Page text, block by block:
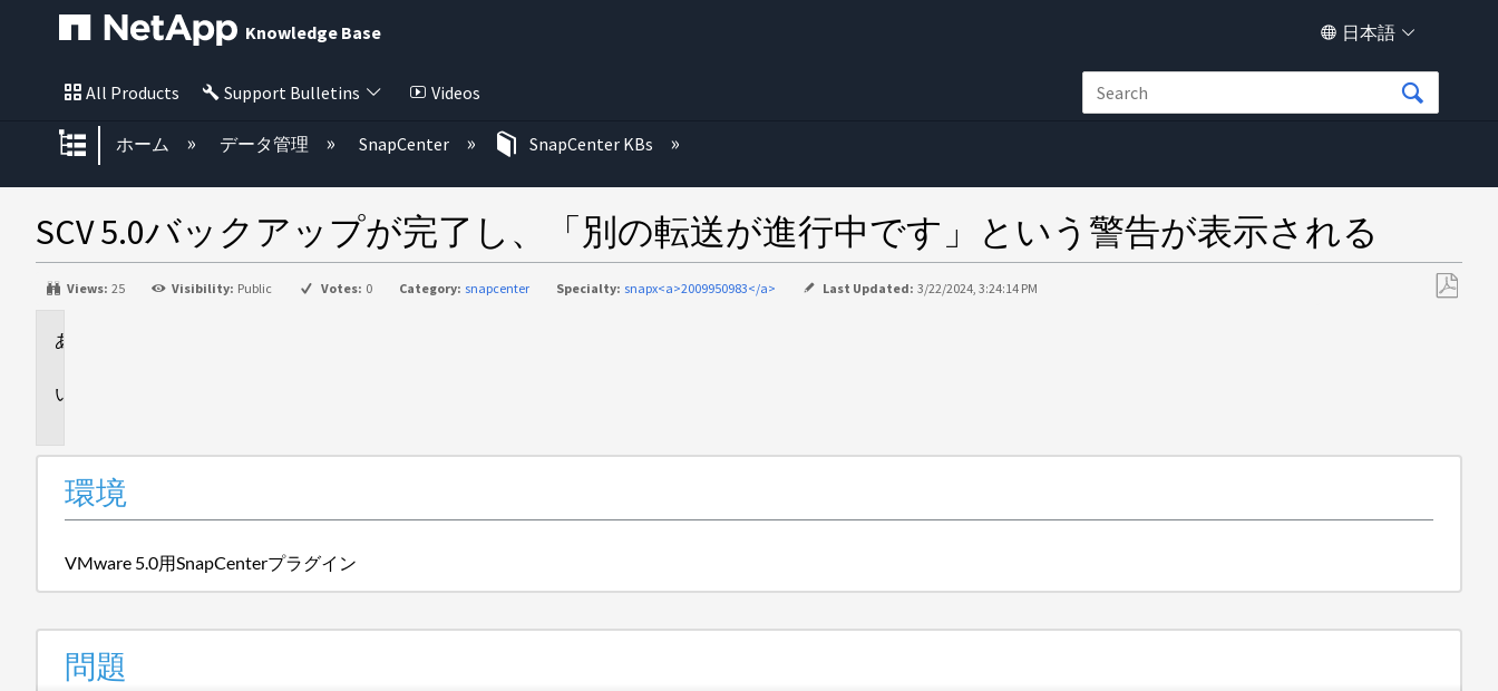
Knowledge Base 日本語
All Products Support Bulletins Videos
グローバル階層を展開/折りたたむ
ホーム データ管理 SnapCenter SnapCenter KBs
SCV 5.0バックアップが完了し、「別の転送が進行中です」という警告が表示される
Views: 25 Visibility: Public Votes: 0 Category: snapcenter Specialty: snapx<a>2009950983</a> Last Updated: 3/22/2024, 3:24:14 PM
環境
VMware 5.0用SnapCenterプラグイン
問題